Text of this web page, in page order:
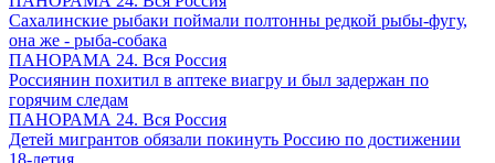
Сахалинские рыбаки поймали полтонны редкой рыбы-фугу,
она же - рыба-собака
ПАНОРАМА 24. Вся Россия
Россиянин похитил в аптеке виагру и был задержан по
горячим следам
ПАНОРАМА 24. Вся Россия
Детей мигрантов обязали покинуть Россию по достижении
18-летия